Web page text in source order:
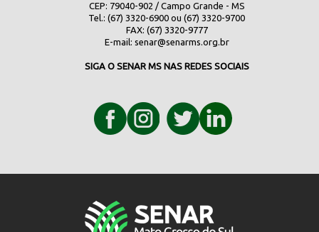
CEP: 79040-902 / Campo Grande - MS
Tel.: (67) 3320-6900 ou (67) 3320-9700
FAX: (67) 3320-9777
E-mail: senar@senarms.org.br
SIGA O SENAR MS NAS REDES SOCIAIS